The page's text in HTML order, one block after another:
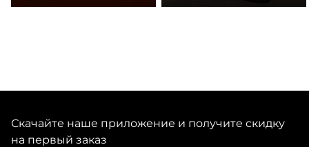
Скачайте наше приложение и получите скидку
на первый заказ